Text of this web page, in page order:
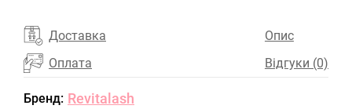
Доставка
Оплата
Опис
Відгуки (0)
Бренд: Revitalash